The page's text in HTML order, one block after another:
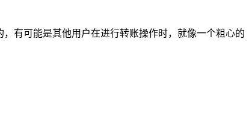
有可能是其他用户在进行转账操作时，就像一个粗心的